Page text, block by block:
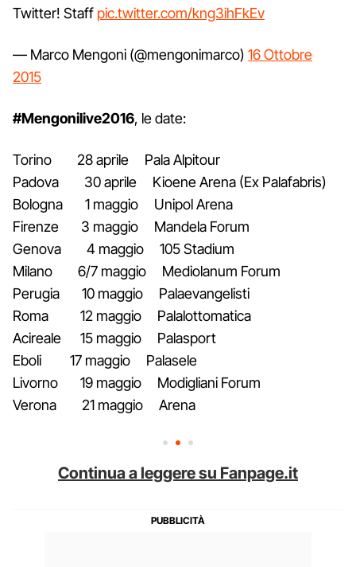
Twitter! Staff pic.twitter.com/kng3ihFkEv
— Marco Mengoni (@mengonimarco) 16 Ottobre
2015
#Mengonilive2016, le date:
Torino 28 aprile Pala Alpitour
Padova 30 aprile Kioene Arena (Ex Palafabris)
Bologna 1 maggio Unipol Arena
Firenze 3 maggio Mandela Forum
Genova 4 maggio 105 Stadium
Milano 6/7 maggio Mediolanum Forum
Perugia 10 maggio Palaevangelisti
Roma 12 maggio Palalottomatica
Acireale 15 maggio Palasport
Eboli 17 maggio Palasele
Livorno 19 maggio Modigliani Forum
Verona 21 maggio Arena
Continua a leggere su Fanpage.it